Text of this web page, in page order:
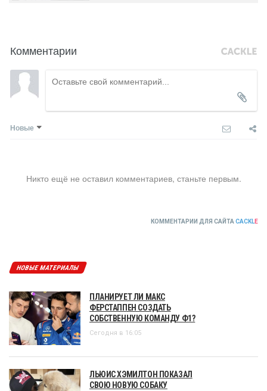
Комментарии
Новые
Никто ещё не оставил комментариев, станьте первым.
КОММЕНТАРИИ ДЛЯ САЙТА CACKLE
НОВЫЕ МАТЕРИАЛЫ
ПЛАНИРУЕТ ЛИ МАКС
ФЕРСТАППЕН СОЗДАТЬ
СОБСТВЕННУЮ КОМАНДУ Ф1?
Сегодня в 16:05
ЛЬЮИС ХЭМИЛТОН ПОКАЗАЛ
СВОЮ НОВУЮ СОБАКУ